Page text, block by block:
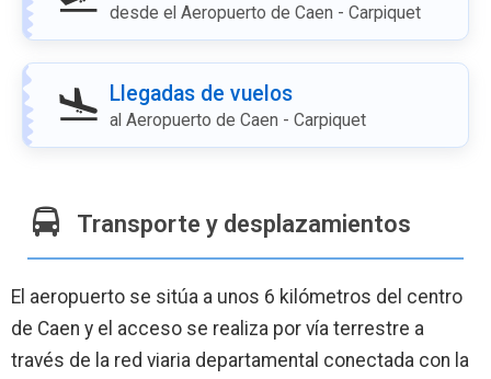
desde el Aeropuerto de Caen - Carpiquet
Llegadas de vuelos
al Aeropuerto de Caen - Carpiquet
Transporte y desplazamientos
El aeropuerto se sitúa a unos 6 kilómetros del centro
de Caen y el acceso se realiza por vía terrestre a
través de la red viaria departamental conectada con la